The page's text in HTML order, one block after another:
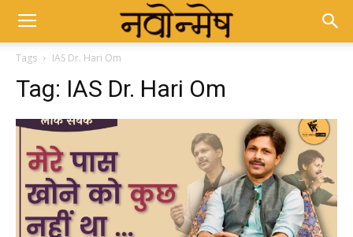
Tags IAS Dr. Hari Om
Tag: IAS Dr. Hari Om